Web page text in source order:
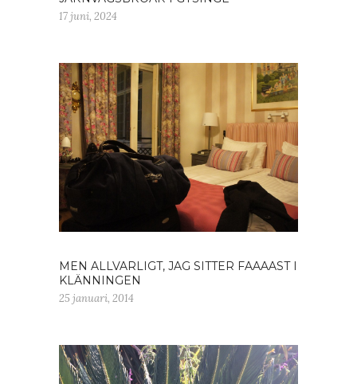
17 juni, 2024
MEN ALLVARLIGT, JAG SITTER FAAAAST I
KLÄNNINGEN
25 januari, 2014